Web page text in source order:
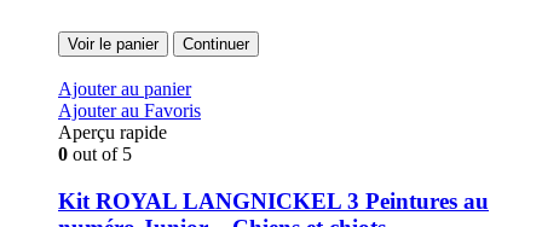
Voir le panier Continuer
Ajouter au panier
Ajouter au Favoris
Aperçu rapide
0 out of 5
Kit ROYAL LANGNICKEL 3 Peintures au